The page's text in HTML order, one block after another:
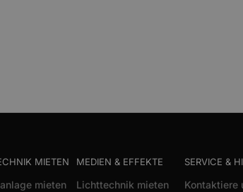
MIETEN
mieten
MEDIEN & EFFEKTE
Lichttechnik mieten
SERVICE &
Kontaktiere